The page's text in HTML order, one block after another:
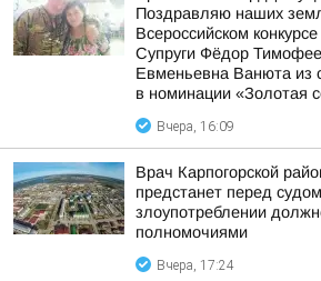
Поздравляю наших
Всероссийском
Супруги Фёдор
Евменьевна Ванюта из
в номинации «Золотая
Вчера, 16:09
Врач Карпогорской
предстанет перед
злоупотреблении
полномочиями
Вчера, 17:24